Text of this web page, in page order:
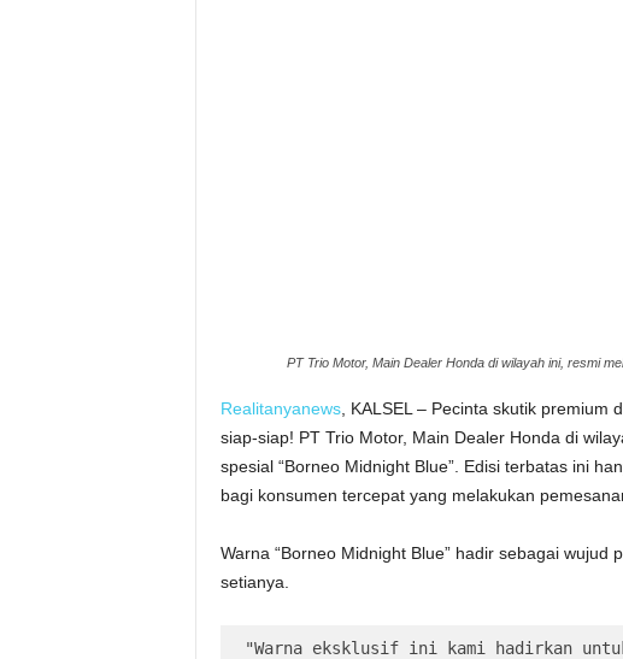
PT Trio Motor, Main Dealer Honda di wilayah ini, resmi
Realitanyanews, KALSEL – Pecinta skutik premium
siap-siap! PT Trio Motor, Main Dealer Honda di
spesial “Borneo Midnight Blue”. Edisi terbatas ini
bagi konsumen tercepat yang melakukan
Warna “Borneo Midnight Blue” hadir sebagai
setianya.
"Warna eksklusif ini kami hadirkan